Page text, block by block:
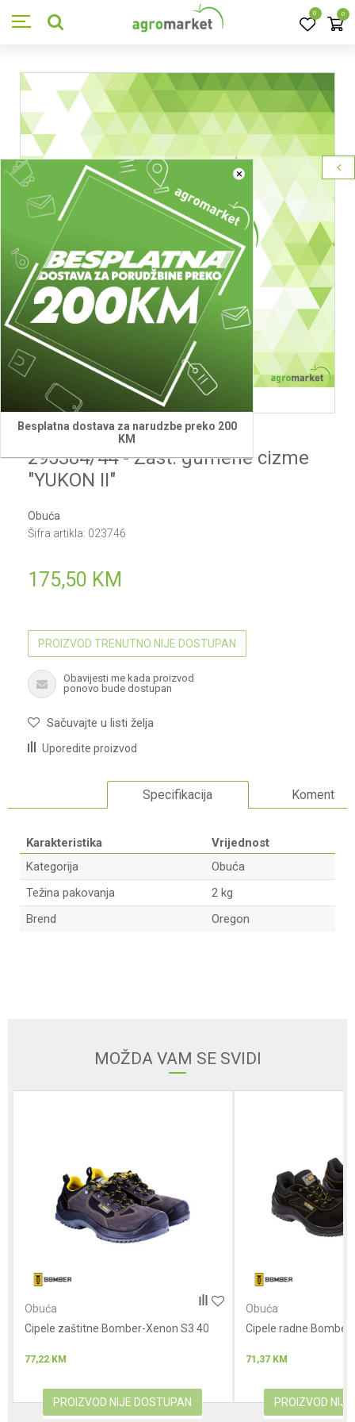
0 0
×
Besplatna dostava za narudzbe preko 200
KM
Oregon
295384/44 - Zast. gumene cizme
"YUKON II"
Obuća
Šifra artikla: 023746
175,50 KM
PROIZVOD TRENUTNO NIJE DOSTUPAN
Obavijesti me kada proizvod
ponovo bude dostupan
Sačuvajte u listi želja
Uporedite proizvod
Specifikacija Komentari
Karakteristika
Vrijednost
Kategorija
Obuća
Težina pakovanja
2 kg
Brend
Oregon
Anti-spam zaštita - izračunajte koliko je 4 + 1 :
MOŽDA VAM SE SVIDI
Obuća
Cipele zaštitne Bomber-Xenon S3 40
77,22 KM
PROIZVOD NIJE DOSTUPAN
Obuća
Cipele radne
71,37 KM
PROIZVOD